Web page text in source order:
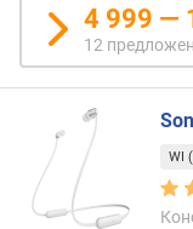
ь
)
е
4 999 —
12
WI